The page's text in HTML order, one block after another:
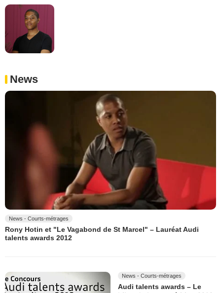
News
News - Courts-métrages
Rony Hotin et "Le Vagabond de St Marcel" – Lauréat Audi
talents awards 2012
News - Courts-métrages
Audi talents awards – Le